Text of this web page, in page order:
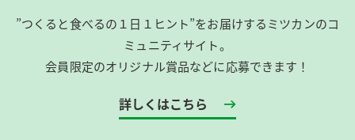
”つくると食べるの１日１ヒント”をお届けするミツカンのコ
ミュニティサイト。
会員限定のオリジナル賞品などに応募できます！
詳しくはこちら